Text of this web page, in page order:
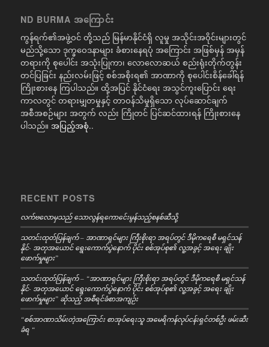
ND BURMA အကြောင်း
ကွန်ရက်၏အဖွဲ့ဝင် တို့သည် မြန်မာနိုင်ငံရှိ လူမှု အသိုင်းအဝိုင်းများတွင်
မည်သို့သော ဒုက္ခဝေဒနာများ ခံစားနေရပုံ အကြောင်း အဖြစ်မှန် အမှန်
တရားကို စုပေါင်း အသုံးပြုကာ၊ လောလောဆယ် စည်းရုံးတိုက်တွန်း
တင်ပြခြင်း နည်းလမ်းဖြင့် စစ်အစိုးရ၏ အာဏာကို စုပေါင်းစိန်ခေါ်ရန်
ကြိုးစားနေ ကြပါသည်။ ထို့အပြင် နိုင်ငံရေး အသွင်ကူးပြောင်း ရေး
ကာလတွင် တရားမျှတမှုနှင့် တာဝန်သိမှုရှိသော လုပ်ဆောင်ချက်
အစီအစဉ်များ အတွက် လည်း ကြိုတင် ပြင်ဆင်ထားရန် ကြိုးစားနေ
ပါသည်။ အပြည့်အစုံ..
RECENT POSTS
လက်ဗလောမှသည် သောလွန်ရကောင်ေးမွန်သည့်စနစ်ဆီသို့
သတင်းထုတ်ပြန်ချက် – အာဏာရှင်များ ကြီးစိုးရာ အရပ်တွင် ဒီမိုကရေစီ မရှင်သန်
နိုင်- အတုအယောင် ရွေးကောက်ပွဲနောက် ပိုင်း စစ်အုပ်စု၏ လူ့အခွင့် အရေး ချိုး
ဖောက်မှုများ”
သတင်းထုတ်ပြန်ချက် – “အာဏာရှင်များ ကြီးစိုးရာ အရပ်တွင် ဒီမိုကရေစီ မရှင်သန်
နိုင်- အတုအယောင် ရွေးကောက်ပွဲနောက် ပိုင်း စစ်အုပ်စု၏ လူ့အခွင့် အရေး ချိုး
ဖောက်မှုများ” ဆိုသည့် အစီရင်ခံစာအကျဉ်း
“စစ်အာဏာသိမ်းတဲ့အကြောင်း စာအုပ်ရေးသူ အမေရိကန်လုပ်ငန်းရှင်တစ်ဦး ဖမ်းဆီး
ခံရ “